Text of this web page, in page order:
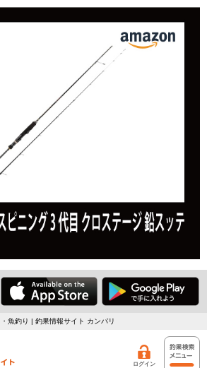
魚釣り | 釣果情報サイト カンパリ
ログイン